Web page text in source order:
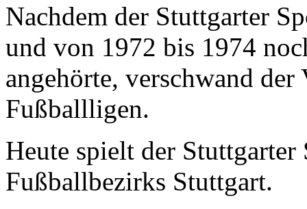
Nachdem der Stuttgarter
und von 1972 bis 1974
angehörte, verschwand der
Fußballligen.
Heute spielt der
Fußballbezirks Stuttgart.